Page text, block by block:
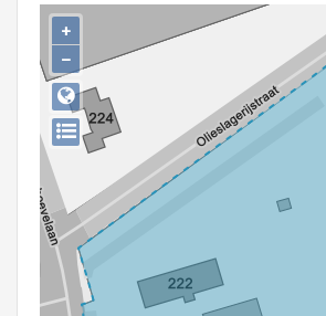
Gebeurtenis
Persoon of collectief
Downloads
Hergebruik
Aanmelden
+
−